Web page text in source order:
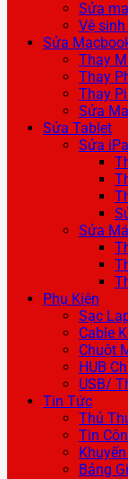
Sửa
Vệ
Sửa
Thay
Thay
Thay
Sửa
Sửa Tablet
Sửa
Sửa
Phụ Kiện
Sạc
Cable
Chuột
HUB
USB/
Tin Tức
Thủ
Tin
Bảng